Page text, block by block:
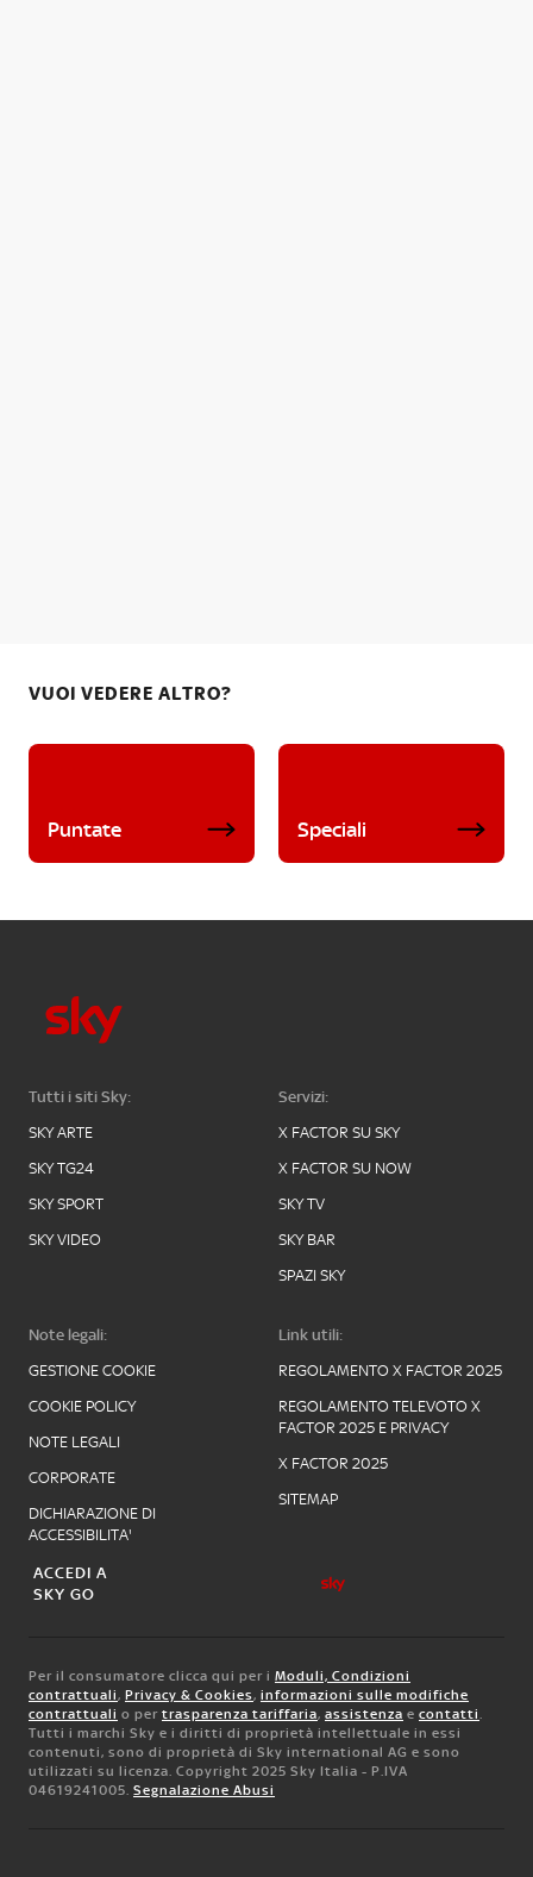
VUOI VEDERE ALTRO?
Puntate Speciali
Tutti i siti Sky:
SKY ARTE
SKY TG24
SKY SPORT
SKY VIDEO
Servizi:
X FACTOR SU SKY
X FACTOR SU NOW
SKY TV
SKY BAR
SPAZI SKY
Note legali:
GESTIONE COOKIE
COOKIE POLICY
NOTE LEGALI
CORPORATE
DICHIARAZIONE DI
ACCESSIBILITA'
Link utili:
REGOLAMENTO X FACTOR 2025
REGOLAMENTO TELEVOTO X
FACTOR 2025 E PRIVACY
X FACTOR 2025
SITEMAP
ACCEDI A
SKY GO
Per il consumatore clicca qui per i Moduli, Condizioni
contrattuali, Privacy & Cookies, informazioni sulle modifiche
contrattuali o per trasparenza tariffaria, assistenza e contatti.
Tutti i marchi Sky e i diritti di proprietà intellettuale in essi
contenuti, sono di proprietà di Sky international AG e sono
utilizzati su licenza. Copyright 2025 Sky Italia - P.IVA
04619241005. Segnalazione Abusi